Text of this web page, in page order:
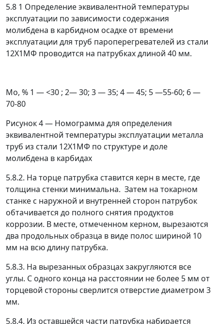
5.8 1 Определение эквивалентной температуры
эксплуатации по зависимости содержания
молибдена в карбидном осадке от времени
эксплуатации для труб пароперегревателей из стали
12Х1МФ проводится на патрубках длиной 40 мм.
Мо, % 1 —<30 ; 2—30; 3—35; 4—45; 5—55-60; 6—
70-80
Рисунок 4— Номограмма для определения
эквивалентной температуры эксплуатации металла
труб из стали 12Х1МФ по структуре и доле
молибдена в карбидах
5.8.2. На торце патрубка ставится керн в месте, где
толщина стенки минимальна. Затем на токарном
станке с наружной и внутренней сторон патрубок
обтачивается до полного снятия продуктов
коррозии. В месте, отмеченном керном, вырезаются
два продольных образца в виде полос шириной 10
мм на всю длину патрубка.
5.8.3. На вырезанных образцах закругляются все
углы. С одного конца на расстоянии не более 5 мм от
торцевой стороны сверлится отверстие диаметром 3
мм.
5.8.4. Из оставшейся части патрубка набирается